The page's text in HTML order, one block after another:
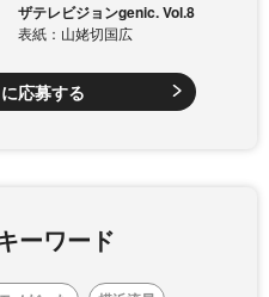
ザテレビジョンgenic. Vol.8
表紙：山姥切国広
応募する
ーワード